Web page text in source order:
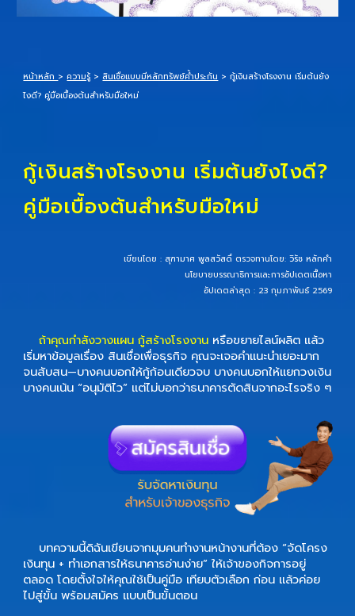
หน้าหลัก >ความรู้ > สินเชื่อแบบมีหลักทรัพย์ค้ำประกัน >กู้เงินสร้างโรงงาน เริ่มต้นยัง
ไงดี? คู่มือเบื้องต้นสำหรับมือใหม่
กู้เงินสร้างโรงงาน เริ่มต้นยังไงดี?
คู่มือเบื้องต้นสำหรับมือใหม่
เขียนโดย : สุฑามาศ พูลสวัสดิ์ตรวจทานโดย: วิรัช หลักคำ
นโยบายบรรณาธิการและการอัปเดตเนื้อหา
อัปเดตล่าสุด : 23 กุมภาพันธ์ 2569
ถ้าคุณกำลังวางแผนกู้สร้างโรงงาน หรือขยายไลน์ผลิต แล้ว
เริ่มหาข้อมูลเรื่อง สินเชื่อเพื่อธุรกิจ คุณจะเจอคำแนะนำเยอะมาก
จนสับสน—บางคนบอกให้กู้ก้อนเดียวจบ บางคนบอกให้แยกวงเงิน
บางคนเน้น “อนุมัติไว” แต่ไม่บอกว่าธนาคารตัดสินจากอะไรจริง ๆ
บทความนี้ดิฉันเขียนจากมุมคนทำงานหน้างานที่ต้อง “จัดโครง
เงินทุน + ทำเอกสารให้ธนาคารอ่านง่าย” ให้เจ้าของกิจการอยู่
ตลอด โดยตั้งใจให้คุณใช้เป็นคู่มือ เทียบตัวเลือก ก่อน แล้วค่อย
ไปสู่ขั้นพร้อมสมัคร แบบเป็นขั้นตอน